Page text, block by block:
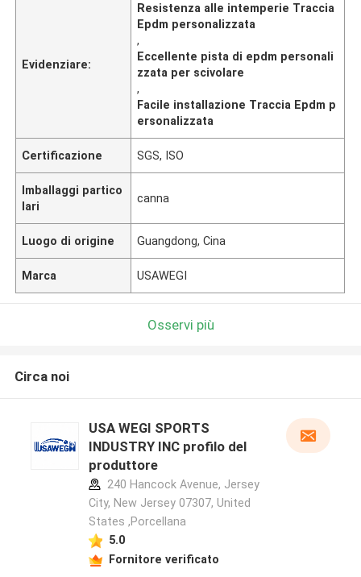
Evidenziare:
Resistenza alle intemperie Traccia
Epdm personalizzata
,
Eccellente pista di epdm personali
zzata per scivolare
,
Facile installazione Traccia Epdm p
ersonalizzata
Certificazione SGS, ISO
Imballaggi partico
lari
canna
Luogo di origine Guangdong, Cina
Marca USAWEGI
Osservi più
Circa noi
USA WEGI SPORTS
INDUSTRY INC profilo del
produttore
240 Hancock Avenue, Jersey
City, New Jersey 07307, United
States ,Porcellana
5.0
Fornitore verificato